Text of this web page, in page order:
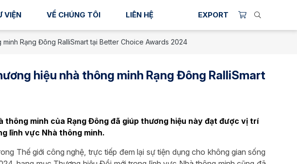
VIỆN VỀ CHÚNG TÔI LIÊN HỆ EXPORT
Rạng Đông RalliSmart tại Better Choice Awards 2024
hiệu nhà thông minh Rạng Đông RalliSmart
minh của Rạng Đông đã giúp thương hiệu này đạt được vị trí
lĩnh vực Nhà thông minh.
Thế giới công nghệ, trực tiếp đem lại sự tiện dụng cho không gian sống